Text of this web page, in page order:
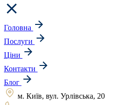
Головна
Послуги
Ціни
Контакти
Блог
м. Київ, вул. Урлівська, 20